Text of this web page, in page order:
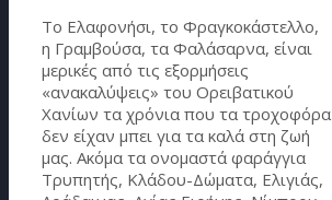
Το Ελαφονήσι, το Φραγκοκάστελλο,
η Γραμβούσα, τα Φαλάσαρνα, είναι
μερικές από τις εξορμήσεις
«ανακαλύψεις» του Ορειβατικού
Χανίων τα χρόνια που τα τροχοφόρα
δεν είχαν μπει για τα καλά στη ζωή
μας. Ακόμα τα ονομαστά φαράγγια
Τρυπητής, Κλάδου-Δώματα, Ελιγιάς,